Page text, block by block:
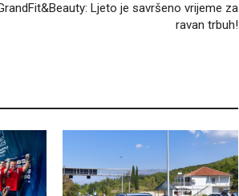
Ljeto je savršeno vrijeme za
ravan trbuh!